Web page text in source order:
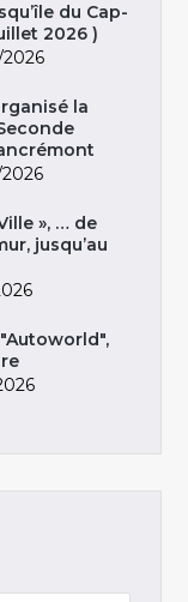
du Cap-
2026 )
2026
la
», … de
jusqu’au